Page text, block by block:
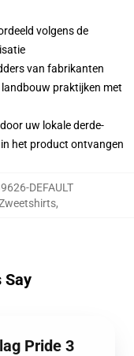
volgens de
van fabrikanten
praktijken met
uw lokale derde-
het product ontvangen
DEFAULT
,
Say
Pride 3